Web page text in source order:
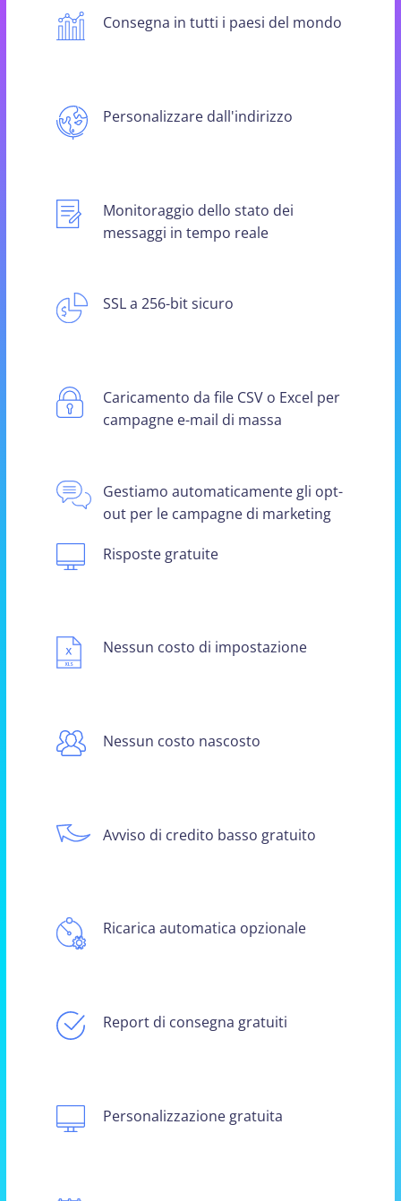
Consegna in tutti i paesi del mondo
Personalizzare dall'indirizzo
Monitoraggio dello stato dei
messaggi in tempo reale
SSL a 256-bit sicuro
Caricamento da file CSV o Excel per
campagne e-mail di massa
Gestiamo automaticamente gli opt-
out per le campagne di marketing
Risposte gratuite
Nessun costo di impostazione
Nessun costo nascosto
Avviso di credito basso gratuito
Ricarica automatica opzionale
Report di consegna gratuiti
Personalizzazione gratuita